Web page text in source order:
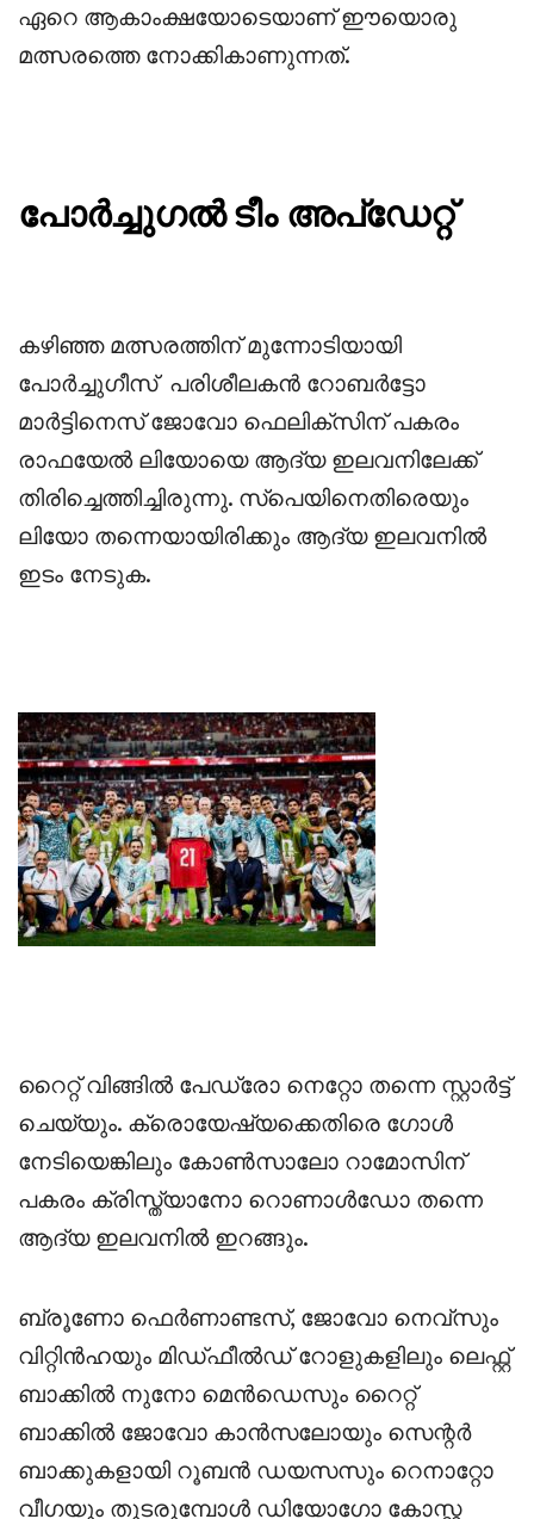
ഏറെ ആകാംക്ഷയോടെയാണ് ഈയൊരു
മത്സരത്തെ നോക്കികാണുന്നത്.
പോർച്ചുഗൽ ടീം അപ്ഡേറ്റ്
കഴിഞ്ഞ മത്സരത്തിന് മുന്നോടിയായി
പോർച്ചുഗീസ് പരിശീലകൻ റോബർട്ടോ
മാർട്ടിനെസ് ജോവോ ഫെലിക്സിന് പകരം
രാഫയേൽ ലിയോയെ ആദ്യ ഇലവനിലേക്ക്
തിരിച്ചെത്തിച്ചിരുന്നു. സ്പെയിനെതിരെയും
ലിയോ തന്നെയായിരിക്കും ആദ്യ ഇലവനിൽ
ഇടം നേടുക.
റൈറ്റ് വിങ്ങിൽ പേഡ്രോ നെറ്റോ തന്നെ സ്റ്റാർട്ട്‌
ചെയ്യും. ക്രൊയേഷ്യക്കെതിരെ ഗോൾ
നേടിയെങ്കിലും കോൺസാലോ റാമോസിന്
പകരം ക്രിസ്ത്യാനോ റൊണാൾഡോ തന്നെ
ആദ്യ ഇലവനിൽ ഇറങ്ങും.
ബ്രൂണോ ഫെർണാണ്ടസ്, ജോവോ നെവ്സും
വിറ്റിൻഹയും മിഡ്ഫീൽഡ് റോളുകളിലും ലെഫ്റ്റ്
ബാക്കിൽ നുനോ മെൻഡെസും റൈറ്റ്
ബാക്കിൽ ജോവോ കാൻസലോയും സെന്റർ
ബാക്കുകളായി റൂബൻ ഡയസസും റെനാറ്റോ
വീഗയും തുടരുമ്പോൾ ഡിയോഗോ കോസ്റ്റ